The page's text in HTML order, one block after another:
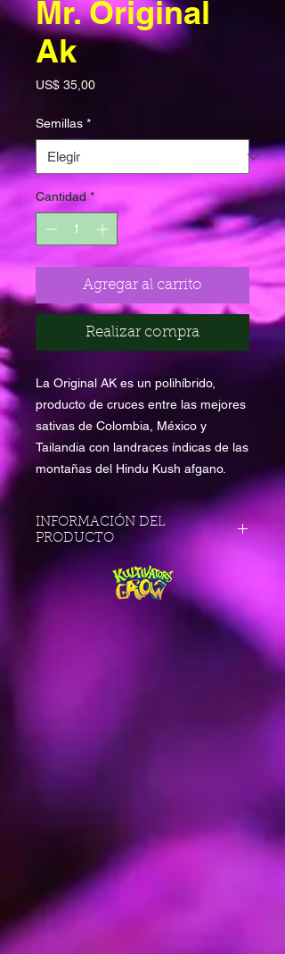
Mr. Original
Ak
US$ 35,00Precio
Semillas *
Cantidad *
Agregar al carrito
Realizar compra
La Original AK es un polihíbrido,
producto de cruces entre las mejores
sativas de Colombia, México y
Tailandia con landraces índicas de las
montañas del Hindu Kush afgano.
INFORMACIÓN DEL
PRODUCTO
Variedad: Feminizada
Indica: 65% Sativa: 35%